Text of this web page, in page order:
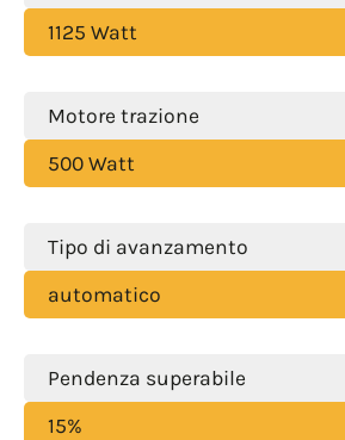
1125 Watt
Motore trazione
500 Watt
Tipo di avanzamento
automatico
Pendenza superabile
15%